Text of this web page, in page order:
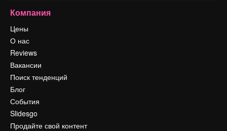
Компания
Цены
О нас
Reviews
Вакансии
Поиск тенденций
Блог
События
Slidesgo
Продайте свой контент